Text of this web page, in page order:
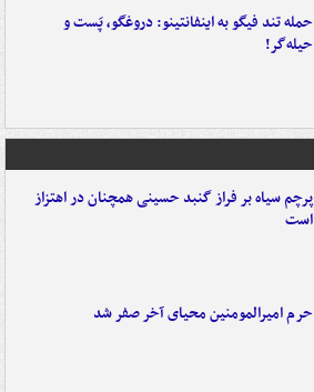
حمله تند فیگو به اینفانتینو: دروغگو، پَست‌ و
حیله‌گر!
پرچم سیاه بر فراز گنبد حسینی همچنان در اهتزاز
است
حرم امیرالمومنین محیای آخر صفر شد